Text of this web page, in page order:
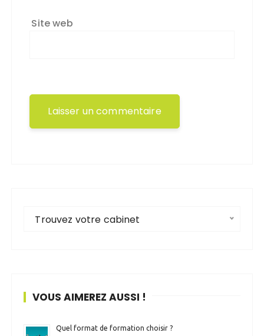
Site web
Trouvez votre cabinet
VOUS AIMEREZ AUSSI !
Quel format de formation choisir ?